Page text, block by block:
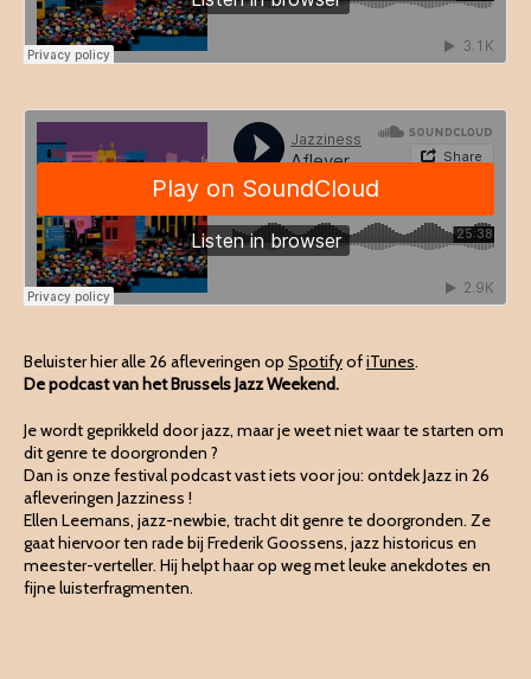
Beluister hier alle 26 afleveringen op SpotifyofiTunes.
De podcast van het Brussels Jazz Weekend.
Je wordt geprikkeld door jazz, maar je weet niet waar te starten om
dit genre te doorgronden ?
Dan is onze festival podcast vast iets voor jou: ontdek Jazz in 26
afleveringen Jazziness !
Ellen Leemans, jazz-newbie, tracht dit genre te doorgronden. Ze
gaat hiervoor ten rade bij Frederik Goossens, jazz historicus en
meester-verteller. Hij helpt haar op weg met leuke anekdotes en
fijne luisterfragmenten.